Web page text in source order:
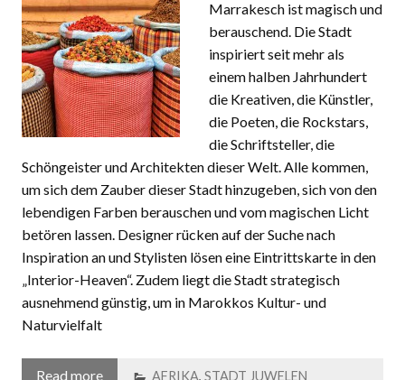
Marrakesch ist magisch und
berauschend. Die Stadt
inspiriert seit mehr als
einem halben Jahrhundert
die Kreativen, die Künstler,
die Poeten, die Rockstars,
die Schriftsteller, die
Schöngeister und Architekten dieser Welt. Alle kommen,
um sich dem Zauber dieser Stadt hinzugeben, sich von den
lebendigen Farben berauschen und vom magischen Licht
betören lassen. Designer rücken auf der Suche nach
Inspiration an und Stylisten lösen eine Eintrittskarte in den
„Interior-Heaven“. Zudem liegt die Stadt strategisch
ausnehmend günstig, um in Marokkos Kultur- und